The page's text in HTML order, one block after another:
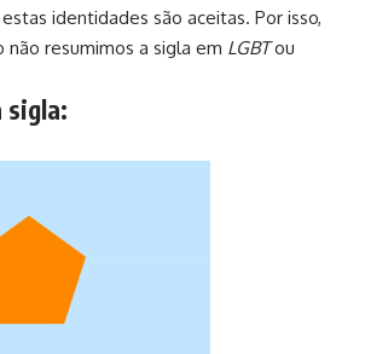
identidades são aceitas. Por isso,
não resumimos a sigla em LGBTou
sigla: